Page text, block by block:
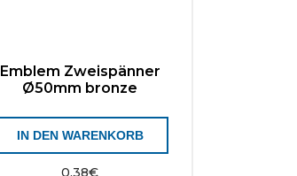
Emblem Zweispänner
Ø50mm bronze
0,38€
IN DEN WARENKORB